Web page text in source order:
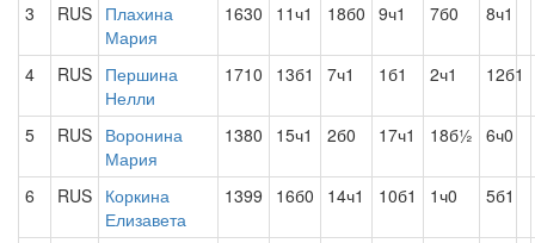
3 RUS Плахина
Мария
1630 11ч1 18б0 9ч1 7б0 8ч1
4 RUS Першина
Нелли
1710 13б1 7ч1 1б1 2ч1 12б1
5 RUS Воронина
Мария
1380 15ч1 2б0 17ч1 18б½ 6ч0
6 RUS Коркина
Елизавета
1399 16б0 14ч1 10б1 1ч0 5б1